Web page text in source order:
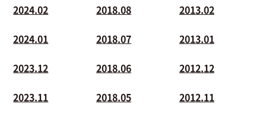
2024.02
2024.01
2023.12
2023.11
2018.08
2018.07
2018.06
2018.05
2013.02
2013.01
2012.12
2012.11